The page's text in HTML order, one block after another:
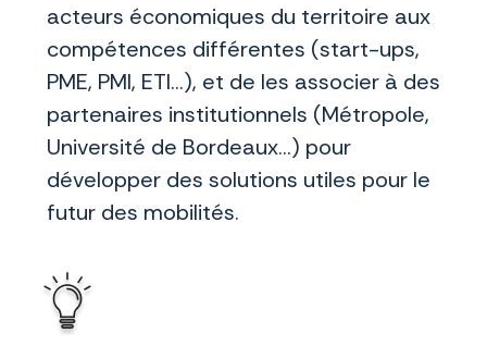
acteurs économiques du territoire aux
compétences différentes (start-ups,
PME, PMI, ETI…), et de les associer à des
partenaires institutionnels (Métropole,
Université de Bordeaux…) pour
développer des solutions utiles pour le
futur des mobilités.